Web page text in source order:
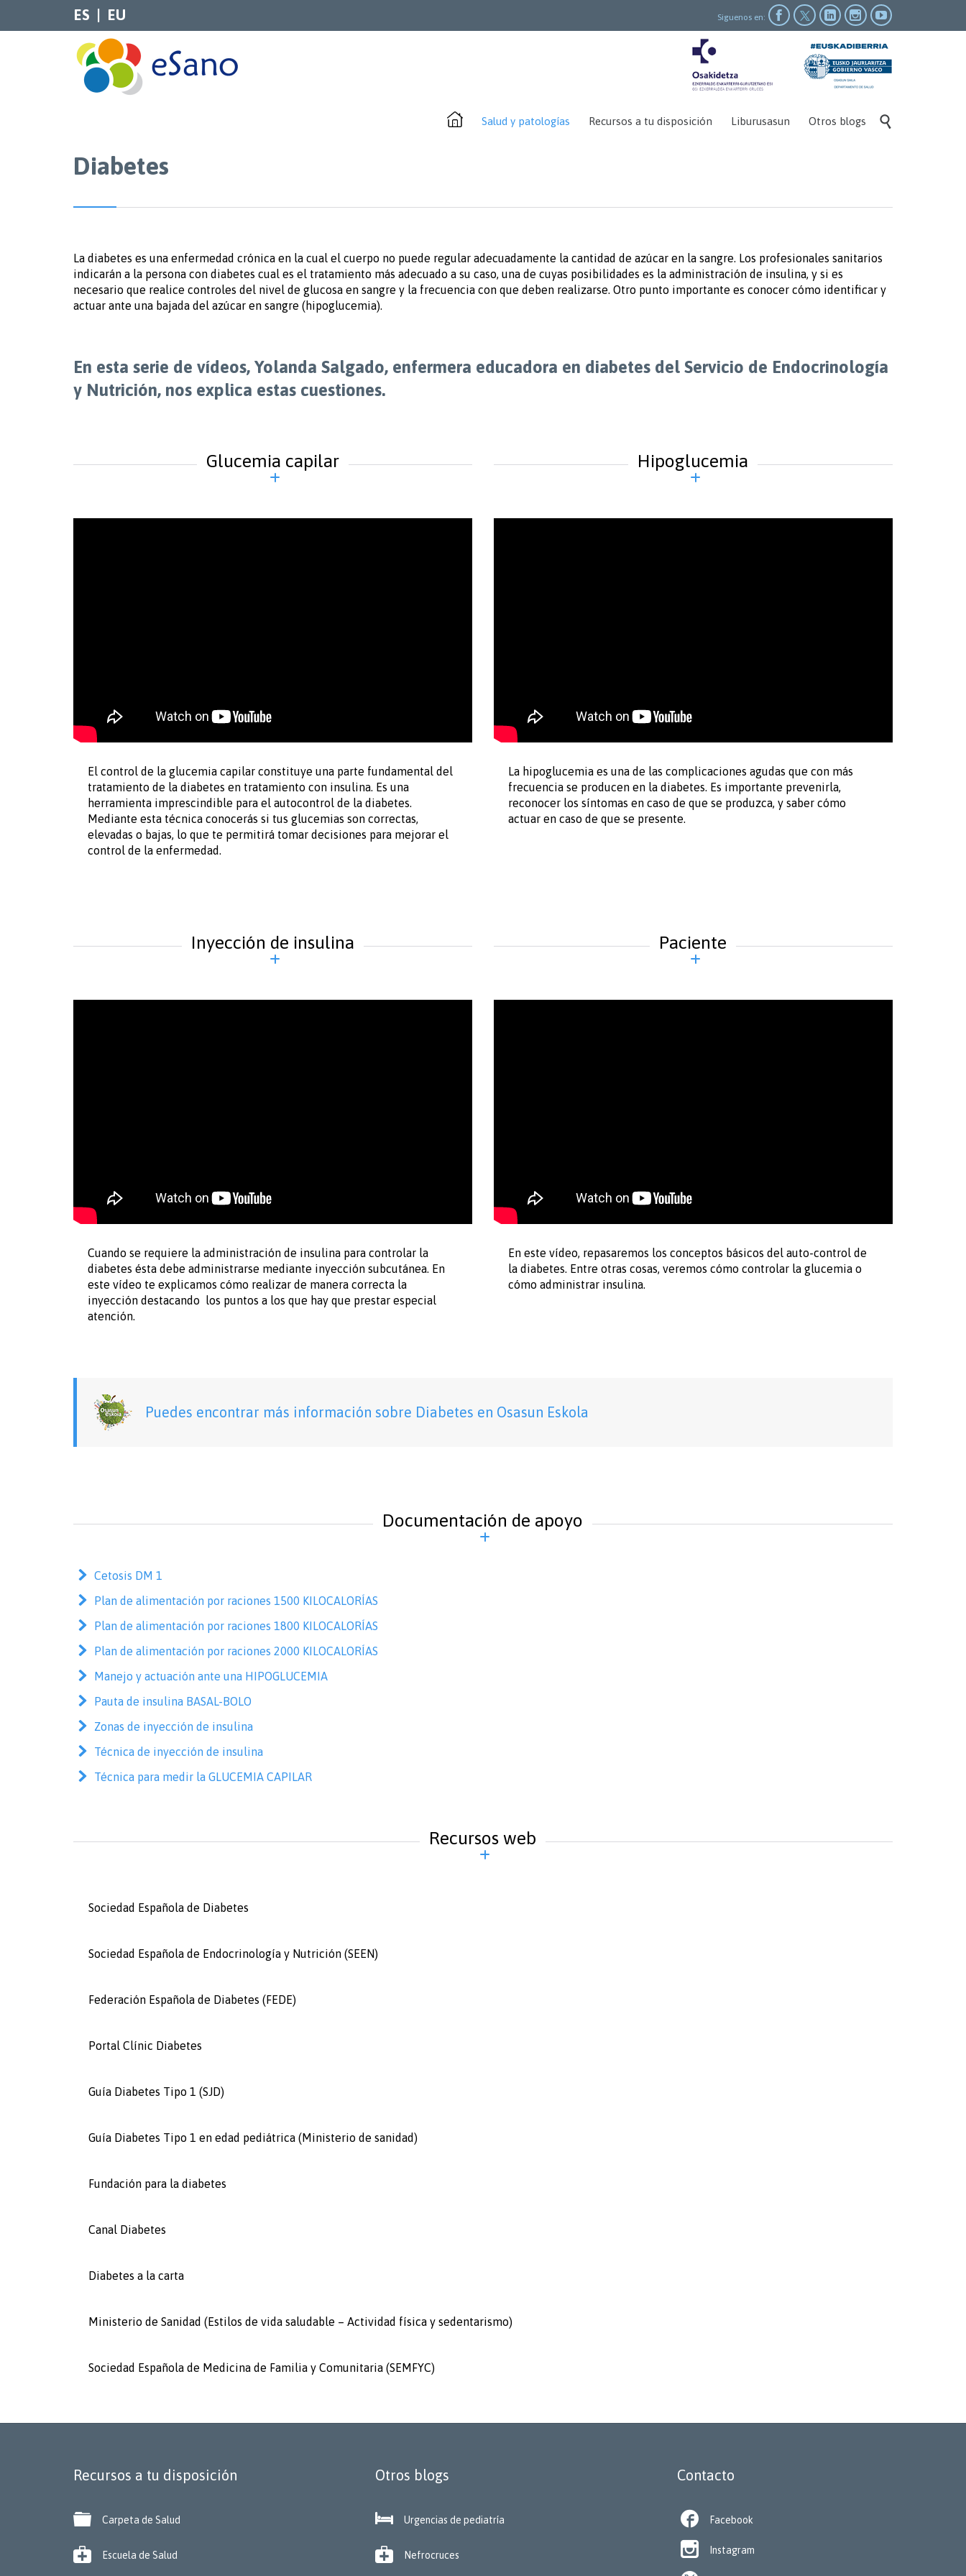
ES EU Siguenos en:    
to
Salud y patologías Recursos a tu disposición Liburusasun Otros blogs 
Diabetes
La diabetes es una enfermedad crónica en la cual el cuerpo no puede regular adecuadamente la cantidad de azúcar en la sangre. Los profesionales sanitarios
indicarán a la persona con diabetes cual es el tratamiento más adecuado a su caso, una de cuyas posibilidades es la administración de insulina, y si es
necesario que realice controles del nivel de glucosa en sangre y la frecuencia con que deben realizarse. Otro punto importante es conocer cómo identificar y
actuar ante una bajada del azúcar en sangre (hipoglucemia).
En esta serie de vídeos, Yolanda Salgado, enfermera educadora en diabetes del Servicio de Endocrinología
y Nutrición, nos explica estas cuestiones.
Glucemia capilar
El control de la glucemia capilar constituye una parte fundamental del
tratamiento de la diabetes en tratamiento con insulina. Es una
herramienta imprescindible para el autocontrol de la diabetes.
Mediante esta técnica conocerás si tus glucemias son correctas,
elevadas o bajas, lo que te permitirá tomar decisiones para mejorar el
control de la enfermedad.
Hipoglucemia
La hipoglucemia es una de las complicaciones agudas que con más
frecuencia se producen en la diabetes. Es importante prevenirla,
reconocer los síntomas en caso de que se produzca, y saber cómo
actuar en caso de que se presente.
Inyección de insulina
Cuando se requiere la administración de insulina para controlar la
diabetes ésta debe administrarse mediante inyección subcutánea. En
este vídeo te explicamos cómo realizar de manera correcta la
inyección destacando los puntos a los que hay que prestar especial
atención.
Paciente
En este vídeo, repasaremos los conceptos básicos del auto-control de
la diabetes. Entre otras cosas, veremos cómo controlar la glucemia o
cómo administrar insulina.
Puedes encontrar más información sobre Diabetes en Osasun Eskola
Documentación de apoyo
Cetosis DM 1
Plan de alimentación por raciones 1500 KILOCALORÍAS
Plan de alimentación por raciones 1800 KILOCALORÍAS
Plan de alimentación por raciones 2000 KILOCALORÍAS
Manejo y actuación ante una HIPOGLUCEMIA
Pauta de insulina BASAL-BOLO
Zonas de inyección de insulina
Técnica de inyección de insulina
Técnica para medir la GLUCEMIA CAPILAR
Recursos web
Sociedad Española de Diabetes
Sociedad Española de Endocrinología y Nutrición (SEEN)
Federación Española de Diabetes (FEDE)
Portal Clínic Diabetes
Guía Diabetes Tipo 1 (SJD)
Guía Diabetes Tipo 1 en edad pediátrica (Ministerio de sanidad)
Fundación para la diabetes
Canal Diabetes
Diabetes a la carta
Ministerio de Sanidad (Estilos de vida saludable – Actividad física y sedentarismo)
Sociedad Española de Medicina de Familia y Comunitaria (SEMFYC)
Recursos a tu disposición
 Carpeta de Salud
 Escuela de Salud
Otros blogs
 Urgencias de pediatría
 Nefrocruces
Contacto
 Facebook
 Instagram